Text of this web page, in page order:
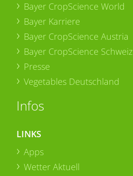
Bayer CropScience World
Bayer Karriere
Bayer CropScience Austria
Bayer CropScience Schweiz
Presse
Vegetables Deutschland
Infos
LINKS
Apps
Wetter Aktuell